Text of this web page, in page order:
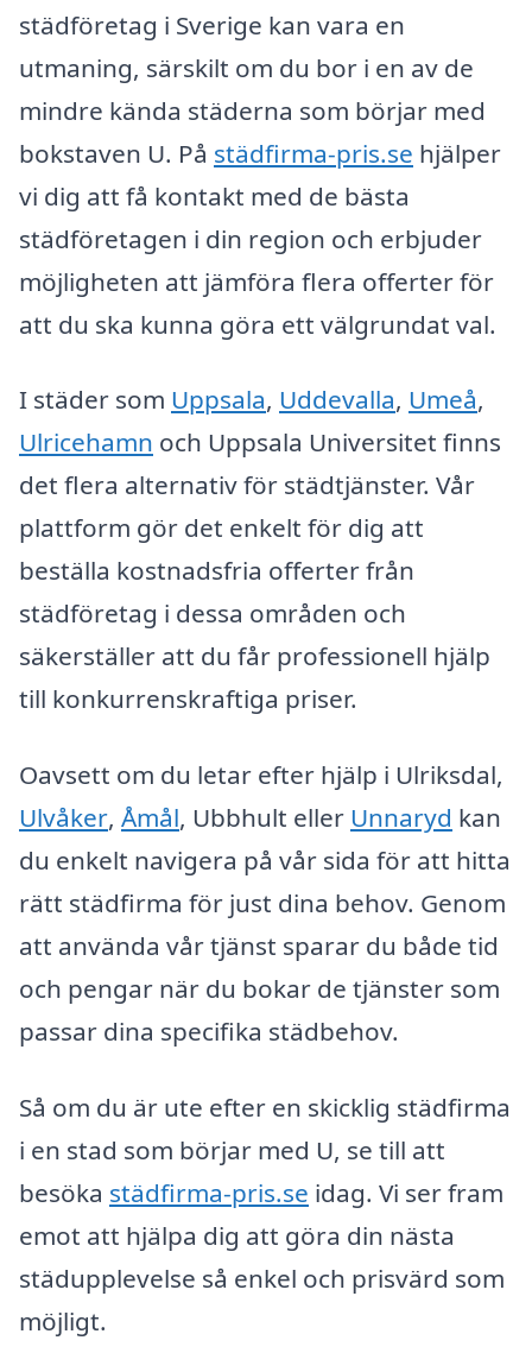
städföretag i Sverige kan vara en
utmaning, särskilt om du bor i en av de
mindre kända städerna som börjar med
bokstaven U. På städfirma-pris.se hjälper
vi dig att få kontakt med de bästa
städföretagen i din region och erbjuder
möjligheten att jämföra flera offerter för
att du ska kunna göra ett välgrundat val.
I städer som Uppsala, Uddevalla, Umeå,
Ulricehamn och Uppsala Universitet finns
det flera alternativ för städtjänster. Vår
plattform gör det enkelt för dig att
beställa kostnadsfria offerter från
städföretag i dessa områden och
säkerställer att du får professionell hjälp
till konkurrenskraftiga priser.
Oavsett om du letar efter hjälp i Ulriksdal,
Ulvåker, Åmål, Ubbhult eller Unnaryd kan
du enkelt navigera på vår sida för att hitta
rätt städfirma för just dina behov. Genom
att använda vår tjänst sparar du både tid
och pengar när du bokar de tjänster som
passar dina specifika städbehov.
Så om du är ute efter en skicklig städfirma
i en stad som börjar med U, se till att
besöka städfirma-pris.se idag. Vi ser fram
emot att hjälpa dig att göra din nästa
städupplevelse så enkel och prisvärd som
möjligt.